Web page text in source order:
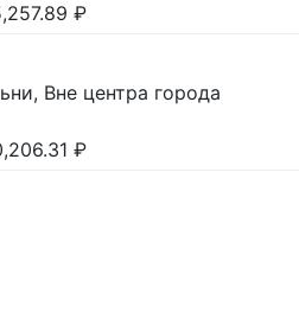
₽
Вне центра города
₽